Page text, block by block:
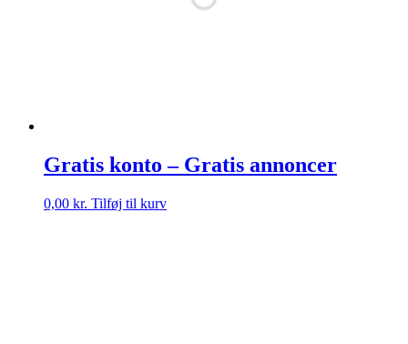
Gratis konto – Gratis annoncer
0,00 kr. Tilføj til kurv